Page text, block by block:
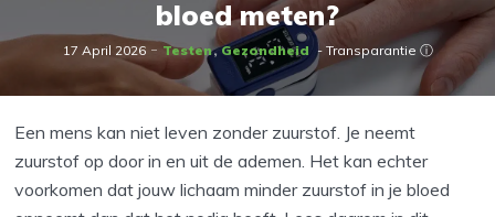
bloed meten?
17 April 2026 Testen Gezondheid - Transparantie ⓘ
Een mens kan niet leven zonder zuurstof. Je neemt
zuurstof op door in en uit de ademen. Het kan echter
voorkomen dat jouw lichaam minder zuurstof in je bloed